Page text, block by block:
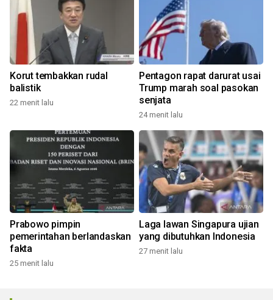
Korut tembakkan rudal
balistik
22 menit lalu
Pentagon rapat darurat usai
Trump marah soal pasokan
senjata
24 menit lalu
Prabowo pimpin
pemerintahan berlandaskan
fakta
25 menit lalu
Laga lawan Singapura ujian
yang dibutuhkan Indonesia
27 menit lalu